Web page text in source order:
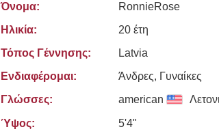
Όνομα:
RonnieRose
Ηλικία:
20 έτη
Τόπος Γέννησης:
Latvia
Ενδιαφέρομαι:
Άνδρες, Γυναίκες
Γλώσσες:
american
Ύψος: 5'4"